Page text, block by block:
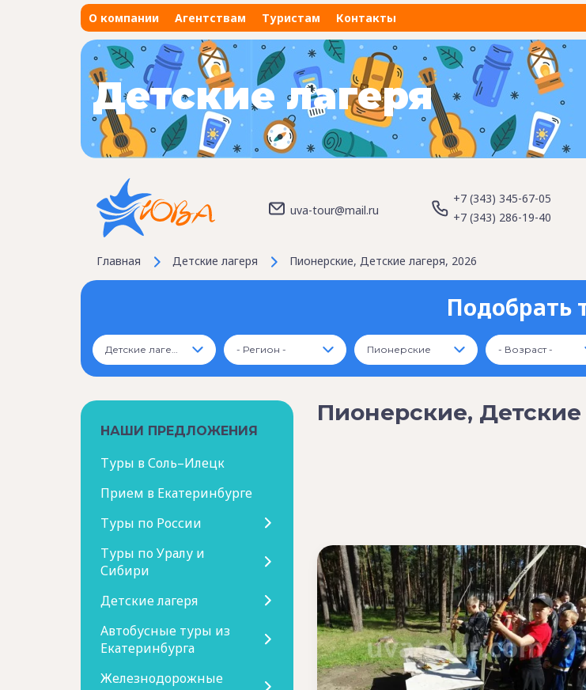
О компании Агентствам Туристам Контакты
Детские лагеря
uva-tour@mail.ru
+7 (343) 345-67-05
+7 (343) 286-19-40
Главная Детские лагеря Пионерские, Детские лагеря, 2026
Подобрать
Детские лагеря - Регион - Пионерские - Возраст -
НАШИ ПРЕДЛОЖЕНИЯ
Туры в Соль–Илецк
Прием в Екатеринбурге
Туры по России
Туры по Уралу и
Сибири
Детские лагеря
Автобусные туры из
Екатеринбурга
Железнодорожные
Пионерские, Детские